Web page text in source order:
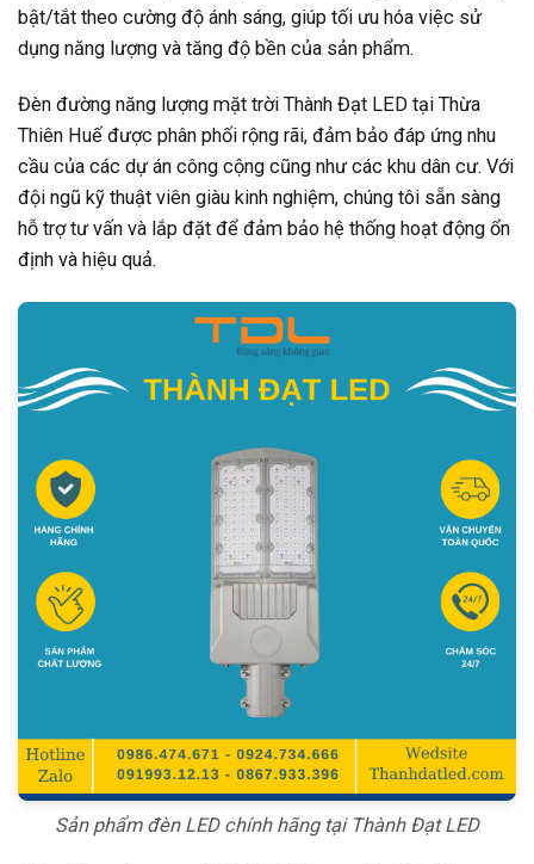
bật/tắt theo cường độ ánh sáng, giúp tối ưu hóa việc sử
dụng năng lượng và tăng độ bền của sản phẩm.
Đèn đường năng lượng mặt trời Thành Đạt LED tại Thừa
Thiên Huế được phân phối rộng rãi, đảm bảo đáp ứng nhu
cầu của các dự án công cộng cũng như các khu dân cư. Với
đội ngũ kỹ thuật viên giàu kinh nghiệm, chúng tôi sẵn sàng
hỗ trợ tư vấn và lắp đặt để đảm bảo hệ thống hoạt động ổn
định và hiệu quả.
Sản phẩm đèn LED chính hãng tại Thành Đạt LED